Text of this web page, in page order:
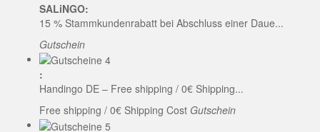
SALiNGO:
15 % Stammkundenrabatt bei Abschluss einer Daue...
Gutschein
:
Handingo DE – Free shipping / 0€ Shipping...
Free shipping / 0€ Shipping Cost Gutschein